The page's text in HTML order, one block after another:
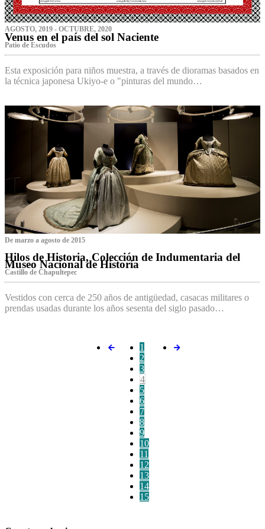
AGOSTO, 2019 - OCTUBRE, 2020
Venus en el país del sol Naciente
P‌atio de Escudos
Esta exposición para niños muestra, a través de dioramas basados en
la técnica japonesa Ukiyo-e o "pinturas del mundo…
De marzo a agosto de 2015
Hilos de Historia, Colección de Indumentaria del
Museo Nacional de Historia
Castillo de Chapultepec
Vestidos con cerca de 250 años de antigüedad, casacas militares o
prendas usadas durante los años sesenta del siglo pasado…
1
2
3
4
5
6
7
8
9
10
11
12
13
14
15